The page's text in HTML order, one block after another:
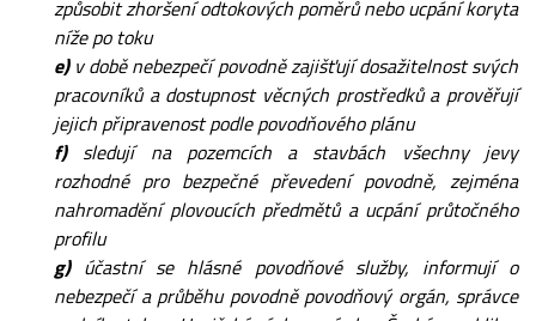
způsobit zhoršení odtokových poměrů nebo ucpání koryta
níže po toku
e)v době nebezpečí povodně zajišťují dosažitelnost svých
pracovníků a dostupnost věcných prostředků a prověřují
jejich připravenost podle povodňového plánu
f)sledují na pozemcích a stavbách všechny jevy
rozhodné pro bezpečné převedení povodně, zejména
nahromadění plovoucích předmětů a ucpání průtočného
profilu
g)účastní se hlásné povodňové služby, informují o
nebezpečí a průběhu povodně povodňový orgán, správce